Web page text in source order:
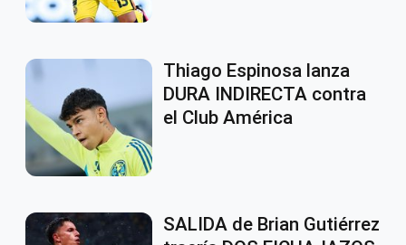
Thiago Espinosa lanza
DURA INDIRECTA contra
el Club América
SALIDA de Brian Gutiérrez